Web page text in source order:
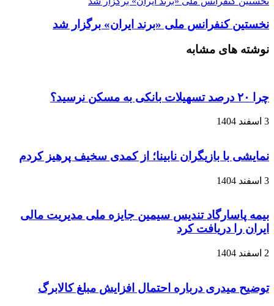
نخستین کنفرانس ملی «برند ایران» برگزار شد
نوشته های مشابه
چرا ۲۰ درصد تسهیلات بانکی به مسکن نرسید؟
3 اسفند 1404
نمایشی با بازیگران نابینا؛ از کمدی سخیف پرهیز کردم
3 اسفند 1404
بیمه پاسارگاد تندیس سیمین جایزه ملی مدیریت مالی
ایران را دریافت کرد
2 اسفند 1404
توضیح میدری درباره احتمال افزایش مبلغ کالابرگ